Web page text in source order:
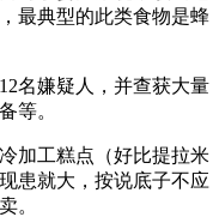
最典型的此类食物是蜂
嫌疑人，并查获大量
等。
工糕点（好比提拉米
患就大，按说底子不应
。